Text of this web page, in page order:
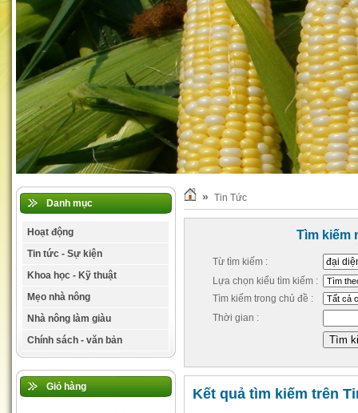
Danh mục
Hoạt động
Tin tức - Sự kiện
Khoa học - Kỹ thuật
Mẹo nhà nông
Nhà nông làm giàu
Chính sách - văn bản
Giỏ hàng
» Tin Tức
Tìm kiếm
Từ tìm kiếm :
Lựa chọn kiểu tìm kiếm :
Tìm kiếm trong chủ đề :
Thời gian :
Kết quả tìm kiếm trên